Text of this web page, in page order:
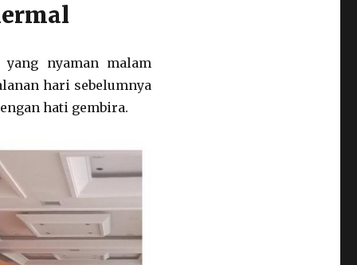
nyaman malam
hari sebelumnya
hati gembira.